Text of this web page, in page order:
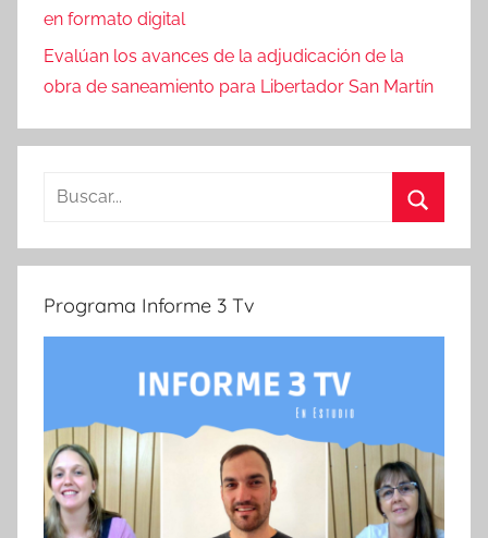
en formato digital
Evalúan los avances de la adjudicación de la
obra de saneamiento para Libertador San Martín
Buscar:
Programa Informe 3 Tv